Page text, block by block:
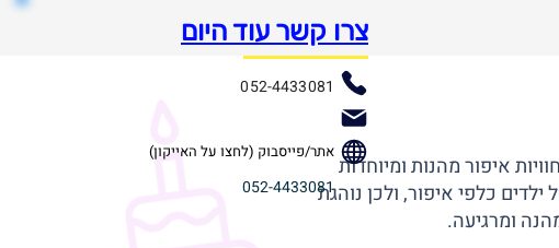
צרו קשר עוד היום
052-4433081
אתר/פייסבוק (לחצו על האייקון)
052-4433081
איפור מהנות ומיוחדות
כלפי איפור, ולכן נוהגת
ומרגיעה.